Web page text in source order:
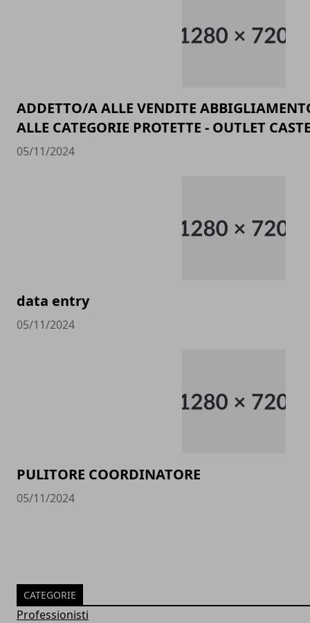
ADDETTO/A ALLE VENDITE
ALLE CATEGORIE PROTETTE - OUTLET
05/11/2024
data entry
05/11/2024
PULITORE COORDINATORE
05/11/2024
CATEGORIE
Professionisti